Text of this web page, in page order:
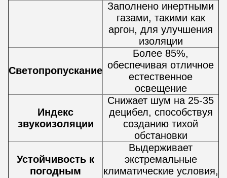
Заполнено инертными
газами, такими как
аргон, для улучшения
изоляции
Светопропускание
Более 85%,
обеспечивая отличное
естественное
освещение
Индекс
звукоизоляции
Снижает шум на 25-35
децибел, способствуя
созданию тихой
обстановки
Устойчивость к
погодным
Выдерживает
экстремальные
климатические условия,